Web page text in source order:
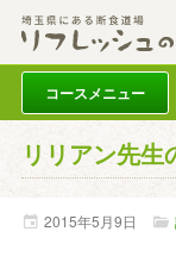
コースメニュー
リリアン先
2015年5月9日